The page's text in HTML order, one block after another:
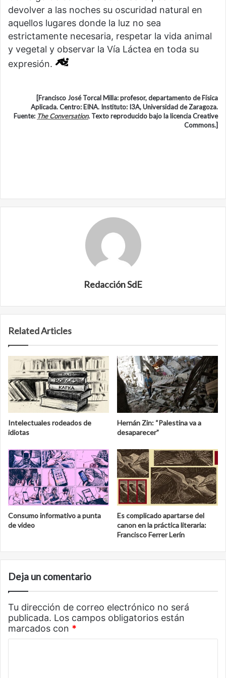
devolver a las noches su oscuridad natural en
aquellos lugares donde la luz no sea
estrictamente necesaria, respetar la vida animal
y vegetal y observar la Vía Láctea en toda su
expresión.
[Francisco José Torcal Milla: profesor, departamento de Física
Aplicada. Centro: EINA. Instituto: I3A, Universidad de Zaragoza.
Fuente: The Conversation. Texto reproducido bajo la licencia Creative
Commons.]
Redacción SdE
Related Articles
Intelectuales rodeados de
idiotas
Hernán Zin: “Palestina va a
desaparecer”
Consumo informativo a punta
de video
Es complicado apartarse del
canon en la práctica literaria:
Francisco Ferrer Lerín
Deja un comentario
Tu dirección de correo electrónico no será
publicada. Los campos obligatorios están
marcados con *